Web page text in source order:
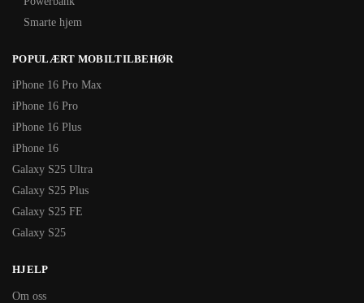
Smarte hjem
POPULÆRT MOBILTILBEHØR
iPhone 16 Pro Max
iPhone 16 Pro
iPhone 16 Plus
iPhone 16
Galaxy S25 Ultra
Galaxy S25 Plus
Galaxy S25 FE
Galaxy S25
HJELP
Om oss